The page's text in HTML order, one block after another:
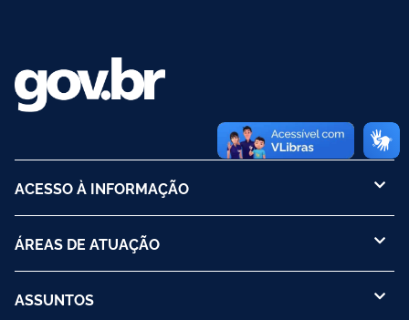
ACESSO À INFORMAÇÃO
ÁREAS DE ATUAÇÃO
ASSUNTOS